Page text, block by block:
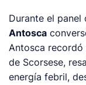
Durante el
Antosca
Antosca
de Scorsese,
energía febril,